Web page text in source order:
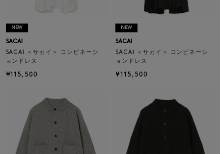
NEW
SACAI
SACAI ＜サカイ＞ コンビネーシ
ョンドレス
¥115,500
NEW
SACAI
SACAI ＜サカイ＞ コンビネーシ
ョンドレス
¥115,500